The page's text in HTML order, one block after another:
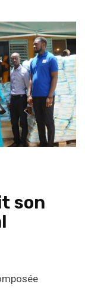
son